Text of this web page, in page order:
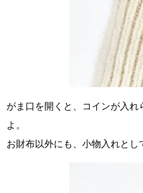
がま口を開くと、コインが入
よ。
お財布以外にも、小物入れとし